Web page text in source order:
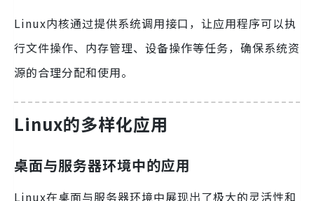
Linux内核通过提供系统调用接口，让应用程序可以执
行文件操作、内存管理、设备操作等任务，确保系统资
源的合理分配和使用。
Linux的多样化应用
桌面与服务器环境中的应用
Linux在桌面与服务器环境中展现出了极大的灵活性和